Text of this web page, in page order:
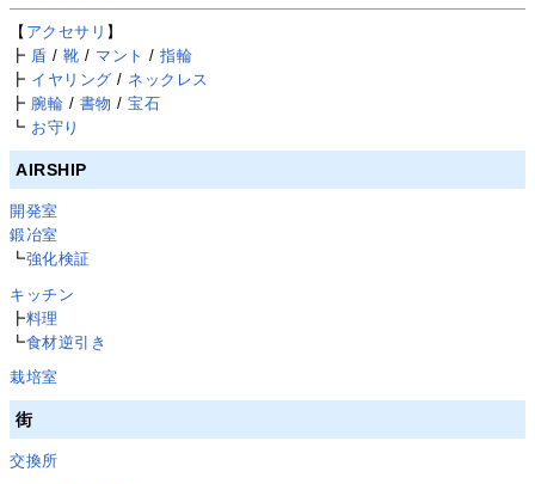
【 アクセサリ 】
┣ 盾 /靴 / マント /指輪
┣ イヤリング / ネックレス
┣ 腕輪 / 書物 /宝石
┗ お守り
AIRSHIP
開発室
鍛冶室
┗強化検証
キッチン
┣料理
┗食材逆引き
栽培室
街
交換所